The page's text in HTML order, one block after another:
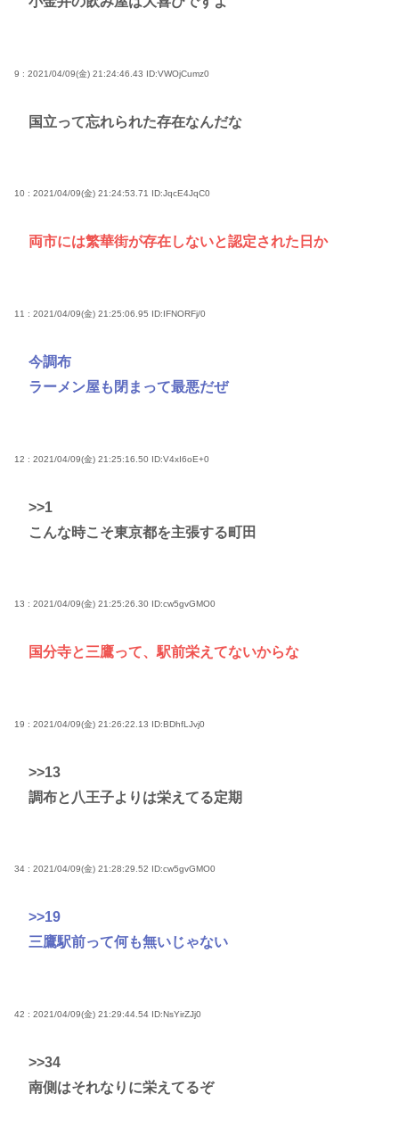
9 : 2021/04/09(金) 21:24:46.43 ID:VWOjCumz0
国立って忘れられた存在なんだな
10 : 2021/04/09(金) 21:24:53.71 ID:JqcE4JqC0
両市には繁華街が存在しないと認定された日か
11 : 2021/04/09(金) 21:25:06.95 ID:IFNORFj/0
今調布
ラーメン屋も閉まって最悪だぜ
12 : 2021/04/09(金) 21:25:16.50 ID:V4xI6oE+0
>>1
こんな時こそ東京都を主張する町田
13 : 2021/04/09(金) 21:25:26.30 ID:cw5gvGMO0
国分寺と三鷹って、駅前栄えてないからな
19 : 2021/04/09(金) 21:26:22.13 ID:BDhfLJvj0
>>13
調布と八王子よりは栄えてる定期
34 : 2021/04/09(金) 21:28:29.52 ID:cw5gvGMO0
>>19
三鷹駅前って何も無いじゃない
42 : 2021/04/09(金) 21:29:44.54 ID:NsYirZJj0
>>34
南側はそれなりに栄えてるぞ